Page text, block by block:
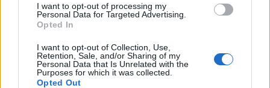
I want to opt-out of processing my
Personal Data for Targeted Advertising.
Opted In
I want to opt-out of Collection, Use,
Retention, Sale, and/or Sharing of my
Personal Data that Is Unrelated with the
Purposes for which it was collected.
Opted Out
🪐🚀 Canciones para Ver las Estrellas:
Psicodelia y Space Rock 🎸✨
🌌🚀 Viaje intergaláctico: la mejor selección de